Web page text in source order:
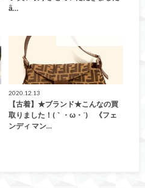
ȃ…
2020.12.13
【古着】★ブランド★こんなの買
取りました！(｀・ω・´)ゞ《フェ
ンディ マン…